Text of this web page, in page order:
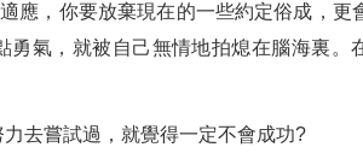
應，你要放棄現在的一些約定俗成，更
氣，就被自己無情地拍熄在腦海裏。
去嘗試過，就覺得一定不會成功?